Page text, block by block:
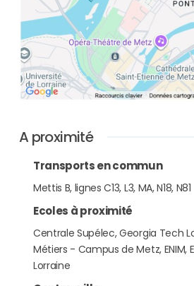
A proximité
Transports en commun
Mettis B, lignes C13, L3, MA, N18, N81
Ecoles à proximité
Centrale Supélec, Georgia Tech
Métiers - Campus de Metz, ENIM,
Lorraine